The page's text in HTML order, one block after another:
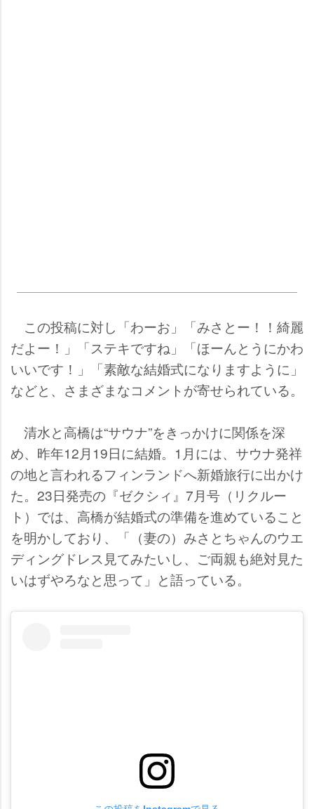
この投稿に対し「わーお」「みさとー！！綺麗
だよー！」「ステキですね」「ほーんとうにかわ
いいです！」「素敵な結婚式になりますように」
などと、さまざまなコメントが寄せられている。
清水と高橋は“サウナ”をきっかけに関係を深
め、昨年12月19日に結婚。1月には、サウナ発祥
の地と言われるフィンランドへ新婚旅行に出かけ
た。23日発売の『ゼクシィ』7月号（リクルー
ト）では、高橋が結婚式の準備を進めていること
を明かしており、「（妻の）みさとちゃんのウエ
ディングドレス見てみたいし、ご両親も絶対見た
いはずやろなと思って」と語っている。